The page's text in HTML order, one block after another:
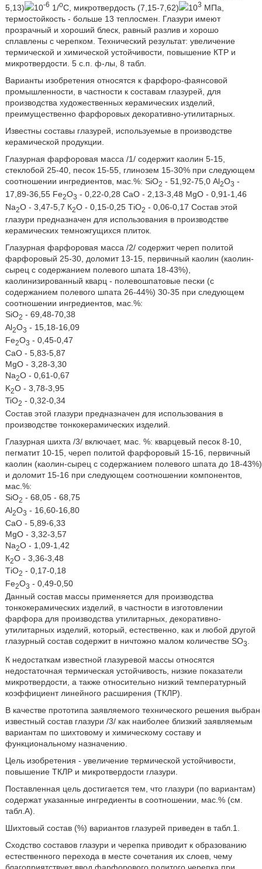
5,13)
10-6 1/oС, микротвердость (7,15-7,62) 103 МПа,
термостойкость - больше 13 теплосмен. Глазури имеют
прозрачный и хороший блеск, равный разлив и хорошо
сплавлены с черепком. Технический результат: увеличение
термической и химической устойчивости, повышение КТР и
микротвердости. 5 с.п. ф-лы, 8 табл.
Варианты изобретения относятся к фарфоро-фаянсовой
промышленности, в частности к составам глазурей, для
производства художественных керамических изделий,
преимущественно фарфоровых декоративно-утилитарных.
Известны составы глазурей, используемые в производстве
керамической продукции.
Глазурная фарфоровая масса /1/ содержит каолин 5-15,
стеклобой 25-40, песок 15-55, глинозем 15-30% при следующем
соотношении ингредиентов, мас.%: SiO2 - 51,92-75,0 Аl2O3 -
17,89-36,55 Fe2O3 - 0,22-0,28 CaO - 2,13-3,48 MgO - 0,91-1,46
Na2O - 3,47-5,7 К2О - 0,15-0,25 ТiO2 - 0,06-0,17 Состав этой
глазури предназначен для использования в производстве
керамических темножгущихся плиток.
Глазурная фарфоровая масса /2/ содержит череп политой
фарфоровый 25-30, доломит 13-15, первичный каолин (каолин-
сырец с содержанием полевого шпата 18-43%),
каолинизированный кварц - полевошпатовые пески (с
содержанием полевого шпата 26-44%) 30-35 при следующем
соотношении ингредиентов, мас.%:
SiO2 - 69,48-70,38
Аl2O3 - 15,18-16,09
Fe2O3 - 0,45-0,47
CaO - 5,83-5,87
MgO - 3,28-3,30
Na2O - 0,61-0,67
K2O - 3,78-3,95
TiO2 - 0,32-0,34
Состав этой глазури предназначен для использования в
производстве тонкокерамических изделий.
Глазурная шихта /3/ включает, мас. %: кварцевый песок 8-10,
пегматит 10-15, череп политой фарфоровый 15-16, первичный
каолин (каолин-сырец с содержанием полевого шпата до 18-43%)
и доломит 15-16 при следующем соотношении компонентов,
мас.%:
SiO2 - 68,05 - 68,75
Аl2O3 - 16,60-16,80
CaO - 5,89-6,33
MgO - 3,32-3,57
Na2O - 1,09-1,42
К2О - 3,36-3,48
ТiO2 - 0,17-0,18
Fe2O3 - 0,49-0,50
Данный состав массы применяется для производства
тонкокерамических изделий, в частности в изготовлении
фарфора для производства утилитарных, декоративно-
утилитарных изделий, который, естественно, как и любой другой
глазурный состав содержит в ничтожно малом количестве SO3
К недостаткам известной глазуревой массы относятся
недостаточная термическая устойчивость, низкие показатели
микротвердости, а также относительно низкий температурный
коэффициент линейного расширения (ТКЛР).
В качестве прототипа заявляемого технического решения выбран
известный состав глазури /3/ как наиболее близкий заявляемым
вариантам по шихтовому и химическому составу и
функциональному назначению.
Цель изобретения - увеличение термической устойчивости,
повышение ТКЛР и микротвердости глазури.
Поставленная цель достигается тем, что глазури (по вариантам)
содержат указанные ингредиенты в соотношении, мас.% (см.
табл.А).
Шихтовый состав (%) вариантов глазурей приведен в табл.1.
Сходство составов глазури и черепка приводит к образованию
естественного перехода в месте сочетания их слоев, чему